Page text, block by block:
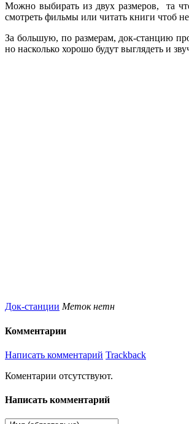
Можно выбирать из двух размеров, та
смотреть фильмы или читать книги чтоб
За большую, по размерам, док-станцию
но насколько хорошо будут выглядеть и
Док-станции Меток нетн
Комментарии
Написать комментарий Trackback
Коментарии отсутствуют.
Написать комментарий